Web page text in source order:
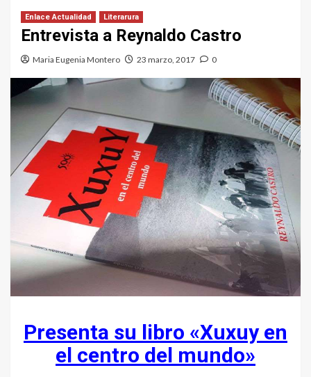
Enlace Actualidad Literarura
Entrevista a Reynaldo Castro
Maria Eugenia Montero 23 marzo, 2017 0
Presenta su libro «Xuxuy en
el centro del mundo»